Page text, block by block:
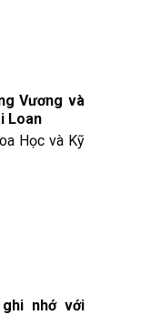
Vương và
Loan
Học và Kỹ
nhớ với